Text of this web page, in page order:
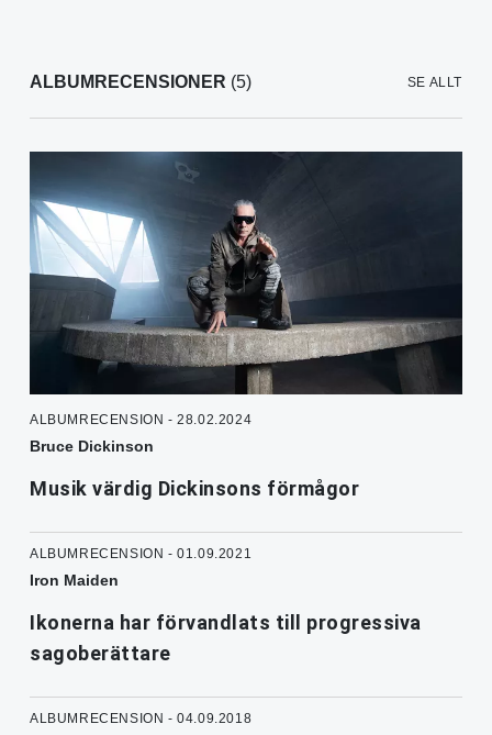
ALBUMRECENSIONER (5) SE ALLT
ALBUMRECENSION - 28.02.2024
Bruce Dickinson
Musik värdig Dickinsons förmågor
ALBUMRECENSION - 01.09.2021
Iron Maiden
Ikonerna har förvandlats till progressiva
sagoberättare
ALBUMRECENSION - 04.09.2018